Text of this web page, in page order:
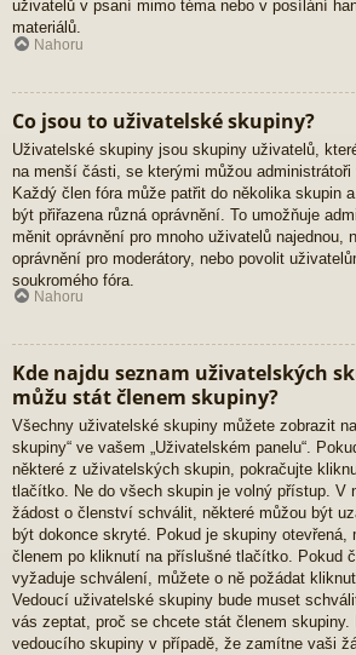
uživatelů v psaní mimo téma nebo v posílání
materiálů.
Nahoru
Co jsou to uživatelské skupiny?
Uživatelské skupiny jsou skupiny uživatelů,
na menší části, se kterými můžou administrátoři
Každý člen fóra může patřit do několika skupin
být přiřazena různá oprávnění. To umožňuje
měnit oprávnění pro mnoho uživatelů najednou,
oprávnění pro moderátory, nebo povolit
soukromého fóra.
Nahoru
Kde najdu seznam uživatelských
můžu stát členem skupiny?
Všechny uživatelské skupiny můžete zobrazit
skupiny“ ve vašem „Uživatelském panelu“.
některé z uživatelských skupin, pokračujte
tlačítko. Ne do všech skupin je volný přístup. V
žádost o členství schválit, některé můžou být
být dokonce skryté. Pokud je skupiny otevřená,
členem po kliknutí na příslušné tlačítko. Pokud
vyžaduje schválení, můžete o ně požádat
Vedoucí uživatelské skupiny bude muset
vás zeptat, proč se chcete stát členem skupiny.
vedoucího skupiny v případě, že zamítne vaši